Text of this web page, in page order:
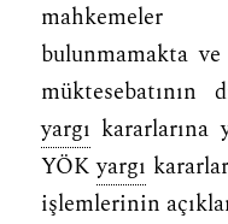
bulunmamakta
müktesebatının
yargı kararlarına
YÖKyargı
işlemlerinin